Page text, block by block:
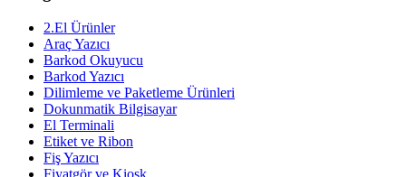
2.El Ürünler
Araç Yazıcı
Barkod Okuyucu
Barkod Yazıcı
Dilimleme ve Paketleme Ürünleri
Dokunmatik Bilgisayar
El Terminali
Etiket ve Ribon
Fiş Yazıcı